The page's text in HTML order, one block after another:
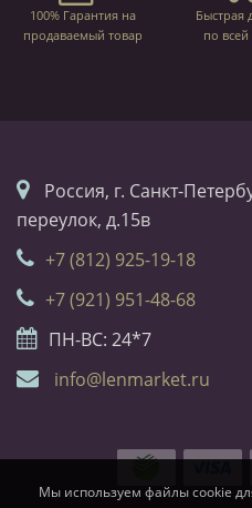
100% Гарантия на
продаваемый товар
Быстрая
по всей
Россия, г. Санкт-
переулок, д.15в
+7 (812) 925-19-18
+7 (921) 951-48-68
ПН-ВС: 24*7
info@lenmarket.ru
Мы используем файлы cookie